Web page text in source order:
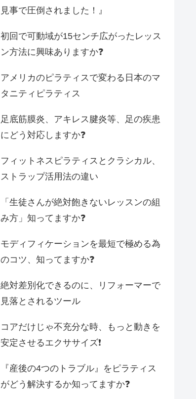
見事で圧倒されました！』
初回で可動域が15センチ広がったレッス
ン方法に興味ありますか❓
アメリカのピラティスで変わる日本のマ
タニティピラティス
足底筋膜炎、アキレス腱炎等、足の疾患
にどう対応しますか❓
フィットネスピラティスとクラシカル、
ストラップ活用法の違い
「生徒さんが絶対飽きないレッスンの組
み方」知ってますか❓
モディフィケーションを最短で極める為
のコツ、知ってますか❓
絶対差別化できるのに、リフォーマーで
見落とされるツール
コアだけじゃ不充分な時、もっと動きを
安定させるエクササイズ❗️
『産後の4つのトラブル』をピラティス
がどう解決するか知ってますか❓